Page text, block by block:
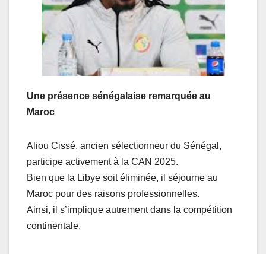
Une présence sénégalaise remarquée au
Maroc
Aliou Cissé, ancien sélectionneur du Sénégal,
participe activement à la CAN 2025.
Bien que la Libye soit éliminée, il séjourne au
Maroc pour des raisons professionnelles.
Ainsi, il s’implique autrement dans la compétition
continentale.